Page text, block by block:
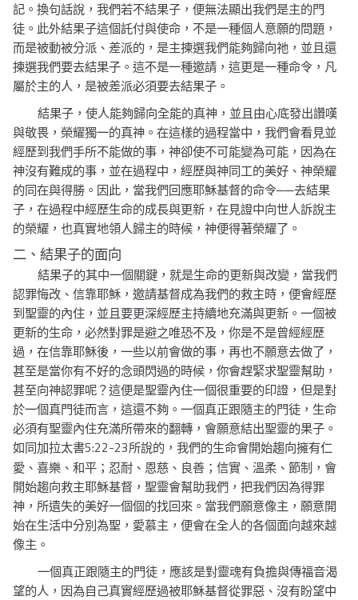
記。換句話說，我們若不結果子，便無法顯出我們是主的門
徒。此外結果子這個託付與使命，不是一種個人意願的問題，
而是被動被分派、差派的，是主揀選我們能夠歸向祂，並且還
揀選我們要去結果子。這不是一種邀請，這更是一種命令，凡
屬於主的人，是被差派必須要去結果子。
結果子，使人能夠歸向全能的真神，並且由心底發出讚嘆
與敬畏，榮耀獨一的真神。在這樣的過程當中，我們會看見並
經歷到我們手所不能做的事，神卻使不可能變為可能，因為在
神沒有難成的事，並在過程中，經歷與神同工的美好、神榮耀
的同在與得勝。因此，當我們回應耶穌基督的命令──去結果
子，在過程中經歷生命的成長與更新，在見證中向世人訴說主
的榮耀，也真實地領人歸主的時候，神便得著榮耀了。
二、結果子的面向
結果子的其中一個關鍵，就是生命的更新與改變，當我們
認罪悔改、信靠耶穌，邀請基督成為我們的救主時，便會經歷
到聖靈的內住，並且要更深經歷主持續地充滿與更新。一個被
更新的生命，必然對罪是避之唯恐不及，你是不是曾經經歷
過，在信靠耶穌後，一些以前會做的事，再也不願意去做了，
甚至是當你有不好的念頭閃過的時候，你會趕緊求聖靈幫助，
甚至向神認罪呢？這便是聖靈內住一個很重要的印證，但是對
於一個真門徒而言，這還不夠。一個真正跟隨主的門徒，生命
必須有聖靈內住充滿所帶來的翻轉，會願意結出聖靈的果子。
如同加拉太書5:22-23所說的，我們的生命會開始趨向擁有仁
愛、喜樂、和平；忍耐、恩慈、良善；信實、溫柔、節制，會
開始趨向救主耶穌基督，聖靈會幫助我們，把我們因為得罪
神，所遺失的美好一個個的找回來。當我們願意像主，願意開
始在生活中分別為聖，愛慕主，便會在全人的各個面向越來越
像主。
一個真正跟隨主的門徒，應該是對靈魂有負擔與傳福音渴
望的人，因為自己真實經歷過被耶穌基督從罪惡、沒有盼望中